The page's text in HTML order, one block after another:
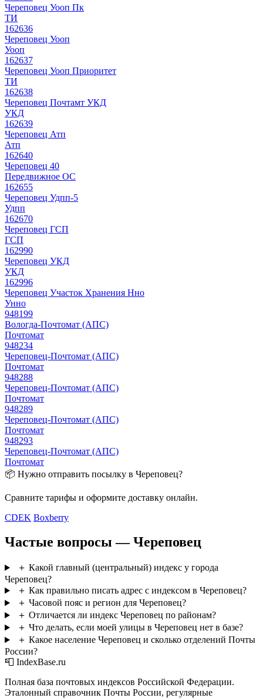
Череповец Уооп Пк
ТИ
162636
Череповец Уооп
Уооп
162637
Череповец Уооп Приоритет
ТИ
162638
Череповец Почтамт УКД
УКД
162639
Череповец Атп
Атп
162640
Череповец 40
Передвижное ОС
162655
Череповец Удпп-5
Удпп
162670
Череповец ГСП
ГСП
162990
Череповец УКД
УКД
162996
Череповец Участок Хранения Нно
Унно
948199
Вологда-Почтомат (АПС)
Почтомат
948234
Череповец-Почтомат (АПС)
Почтомат
948288
Череповец-Почтомат (АПС)
Почтомат
948289
Череповец-Почтомат (АПС)
Почтомат
948293
Череповец-Почтомат (АПС)
Почтомат
📦 Нужно отправить посылку в Череповец?
Сравните тарифы и оформите доставку онлайн.
CDEK Boxberry
Частые вопросы — Череповец
＋ Какой главный (центральный) индекс у города
Череповец?
＋ Как правильно писать адрес с индексом в Череповец?
＋ Часовой пояс и регион для Череповец?
＋ Отличается ли индекс Череповец по районам?
＋ Что делать, если моей улицы в Череповец нет в базе?
＋ Какое население Череповец и сколько отделений Почты
России?
📮 IndexBase.ru
Полная база почтовых индексов Российской Федерации.
Эталонный справочник Почты России, регулярные